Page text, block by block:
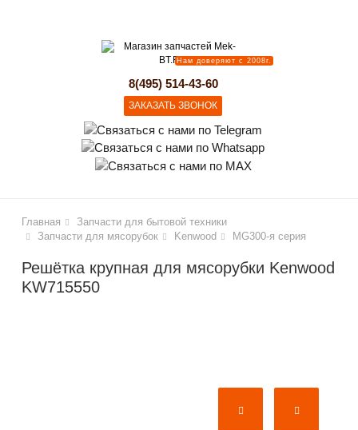
Нам доверяют с 2008г.
8(495) 514-43-60
ЗАКАЗАТЬ ЗВОНОК
Главная
Запчасти для бытовой техники
Запчасти для мясорубок
Kenwood MG300-я серия
Решётка крупная для мясорубки Kenwood
KW715550